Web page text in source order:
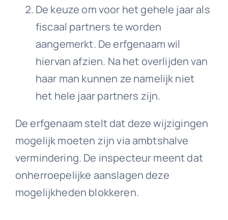
De keuze om voor het gehele jaar als
fiscaal partners te worden
aangemerkt. De erfgenaam wil
hiervan afzien. Na het overlijden van
haar man kunnen ze namelijk niet
het hele jaar partners zijn.
De erfgenaam stelt dat deze wijzigingen
mogelijk moeten zijn via ambtshalve
vermindering. De inspecteur meent dat
onherroepelijke aanslagen deze
mogelijkheden blokkeren.